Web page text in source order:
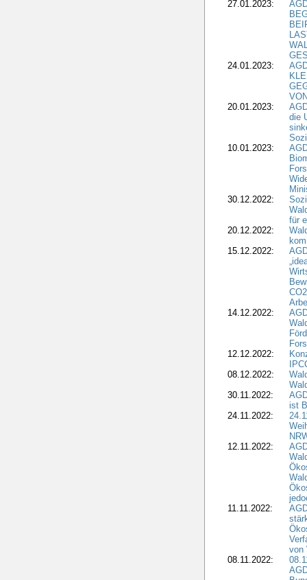
27.01.2023:
24.01.2023:
20.01.2023:
die
10.01.2023:
30.12.2022:
für
20.12.2022:
15.12.2022:
14.12.2022:
12.12.2022:
08.12.2022:
30.11.2022:
ist
24.11.2022:
12.11.2022:
11.11.2022:
von
08.11.2022: